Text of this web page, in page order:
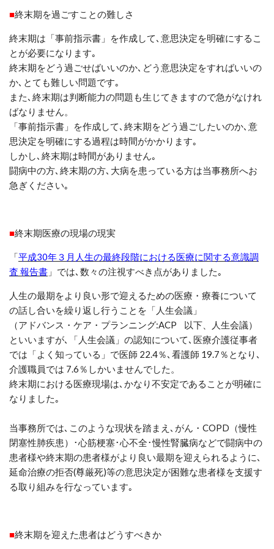
■終末期を過ごすことの難しさ
終末期は「事前指示書」を作成して､意思決定を明確にするこ
とが必要になります｡
終末期をどう過ごせばいいのか､どう意思決定をすればいいの
か､とても難しい問題です｡
また､終末期は判断能力の問題も生じてきますので急がなけれ
ばなりません。
「事前指示書」を作成して､終末期をどう過ごしたいのか､意
思決定を明確にする過程は時間がかかります｡
しかし､終末期は時間がありません｡
闘病中の方､終末期の方､大病を患っている方は当事務所へお
急ぎください｡
■終末期医療の現場の現実
「平成30年３月人生の最終段階における医療に関する意識調
査 報告書 」 では､数々の注視すべき点がありました｡
人生の最期をより良い形で迎えるための医療・療養について
の話し合いを繰り返し行うことを「人生会議」
（アドバンス・ケア・プランニング:ACP 以下、人生会議）
といいますが､「 人生会議」の認知について､ 医療介護従事者
では「よく知っている」で医師 22.4％､ 看護師 19.7 ％となり ､
介護職員では 7.6 ％しかいませんでした。
終末期における医療現場は､かなり不安定であることが明確に
なりました｡
当事務所では､このような現状を踏まえ､がん・ COPD （慢性
閉塞性肺疾患）
･心筋梗塞･心不全･慢性腎臓病などで闘病中の
患者様や終末期の患者様がより良い最期を迎えられるように､
延命治療の拒否(尊厳死)等の意思決定が困難な患者様を支援す
る取り組みを行なっています｡
■終末期を迎えた患者はどうすべきか